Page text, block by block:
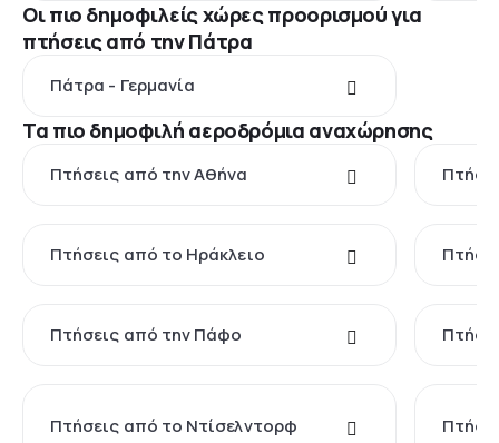
Οι πιο δημοφιλείς χώρες προορισμού για
πτήσεις από την Πάτρα
Πάτρα - Γερμανία
Τα πιο δημοφιλή αεροδρόμια αναχώρησης
Πτήσεις από την Αθήνα
Πτήσεις από το Ηράκλειο
Πτήσεις από την Πάφο
Πτήσεις από το Ντίσελντορφ